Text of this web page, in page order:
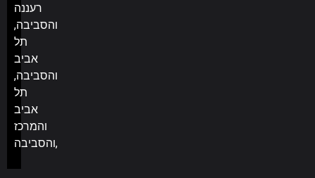
רעננה
והסביבה,
תל
אביב
והסביבה,
תל
אביב
והמרכז
והסביבה,